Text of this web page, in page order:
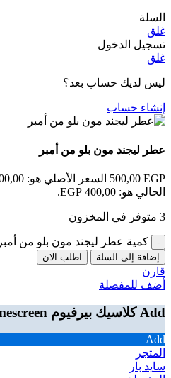
السلة
غلق
تسجيل الدخول
غلق
ليس لديك حساب بعد؟
إنشاء حساب
عطر ليجند مون بلو من أمبر
500,00EGP السعر الأصلي هو: 500,00 EGP.
الحالي هو: 400,00 EGP.
3 متوفر في المخزون
كمية عطر ليجند مون بلو من أمبر
إضافة إلى السلة اطلب الان
قارن
أضف للمفضلة
Add كلاسيك بيرفيوم to your Homescreen!
Add
المتجر
سايد بار